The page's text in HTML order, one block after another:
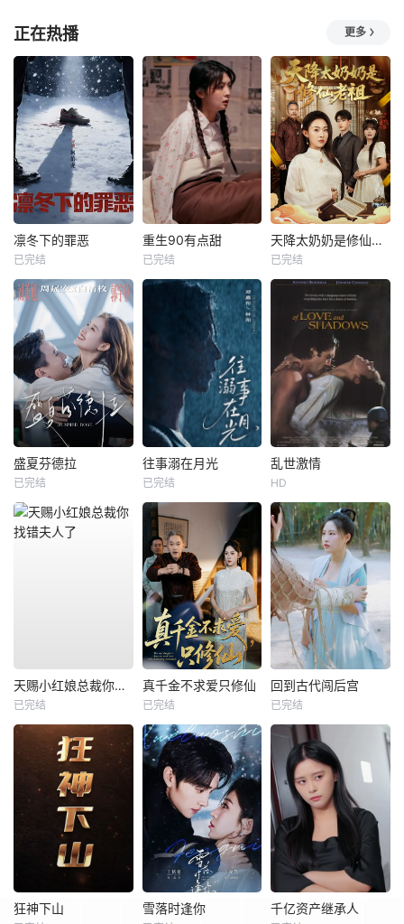
正在热播 更多
凛冬下的罪恶
已完结
重生90有点甜
已完结
天降太奶奶是修仙老祖
已完结
盛夏芬德拉
已完结
往事溺在月光
已完结
乱世激情
HD
天赐小红娘总裁你找错夫人了
已完结
真千金不求爱只修仙
已完结
回到古代闯后宫
已完结
狂神下山 雪落时逢你 千亿资产继承人